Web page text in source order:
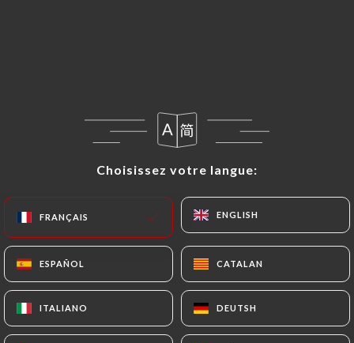
Choisissez votre langue:
FRANÇAIS ENGLISH
ESPAÑOL CATALAN
ITALIANO DEUTSH
Babalou
754 AVIS
RESTAURANT ITALIEN - PIZZERIA
4 Rue Lamarck
75018 Paris France
Choisissez votre langue:
FRANÇAIS ENGLISH
ESPAÑOL CATALAN
ITALIANO DEUTSH